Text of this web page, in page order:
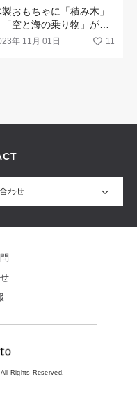
おもちゃに「積み木」
「空と海の乗り物」がで
よ！年 11月 01日 11
わせ
Rights Reserved.